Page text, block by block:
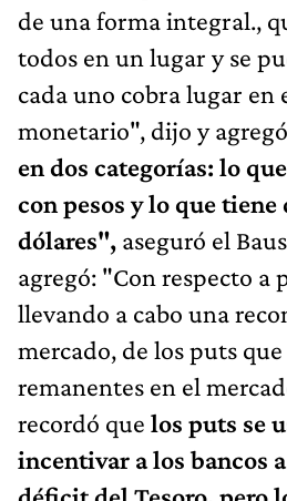
de una forma integral.,
todos en un lugar y se
cada uno cobra lugar en
monetario", dijo y
en dos categorías: lo
con pesos y lo que tiene
dólares", aseguró el
agregó: "Con respecto a
llevando a cabo una
mercado, de los puts
remanentes en el
recordó que los puts se
incentivar a los bancos